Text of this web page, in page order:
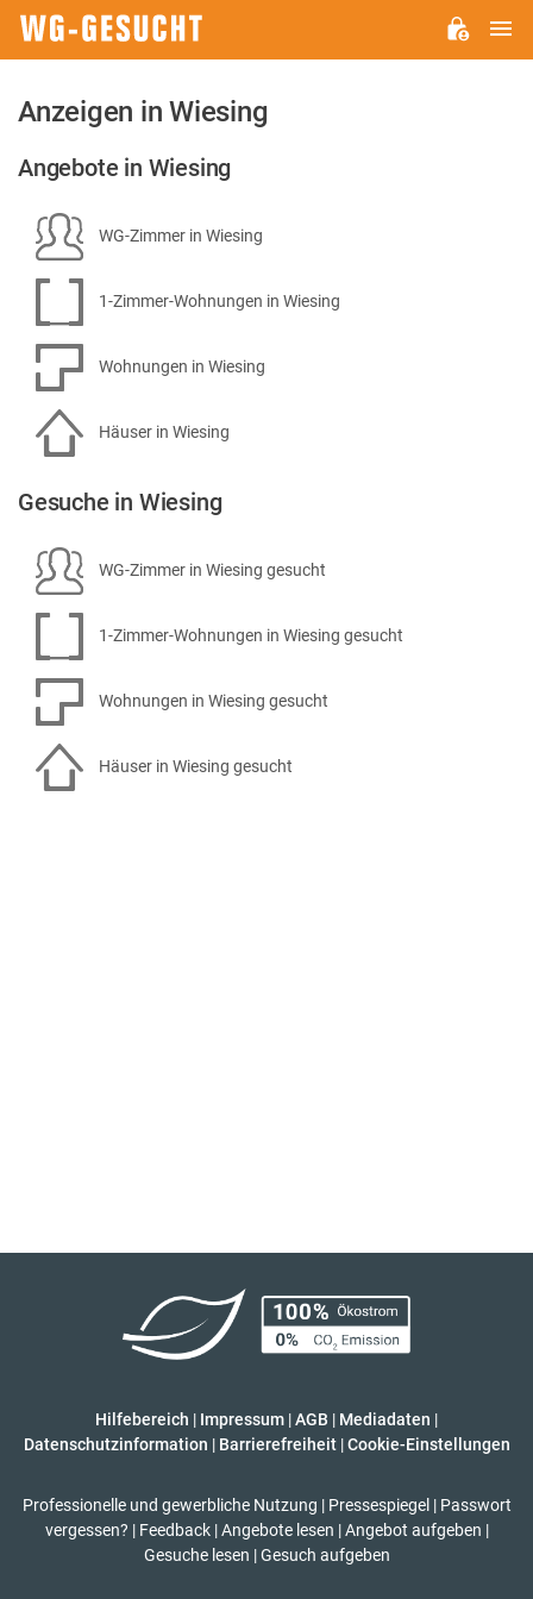
Anzeigen in Wiesing
Angebote in Wiesing
WG-Zimmer in Wiesing
1-Zimmer-Wohnungen in Wiesing
Wohnungen in Wiesing
Häuser in Wiesing
Gesuche in Wiesing
WG-Zimmer in Wiesing gesucht
1-Zimmer-Wohnungen in Wiesing gesucht
Wohnungen in Wiesing gesucht
Häuser in Wiesing gesucht
Hilfebereich | Impressum |AGB | Mediadaten |
Datenschutzinformation | Barrierefreiheit | Cookie-Einstellungen
Professionelle und gewerbliche Nutzung | Pressespiegel | Passwort
vergessen? | Feedback | Angebote lesen | Angebot aufgeben |
Gesuche lesen | Gesuch aufgeben